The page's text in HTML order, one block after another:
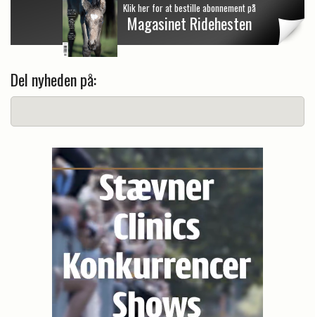
Klik her for at bestille abonnement på
Magasinet Ridehesten
Del nyheden på: